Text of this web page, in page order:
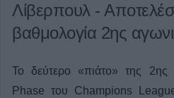
Λίβερπουλ -
βαθμολογία 2ης
Το δεύτερο «πιάτο» της 2ης
Phase του Champions